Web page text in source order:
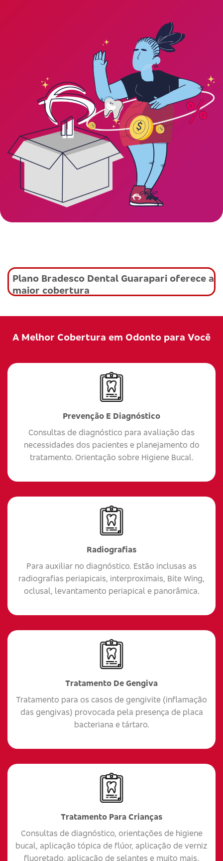
Plano Bradesco Dental Guarapari oferece a
maior cobertura
A Melhor Cobertura em Odonto para Você
Prevenção E Diagnóstico
Consultas de diagnóstico para avaliação das
necessidades dos pacientes e planejamento do
tratamento. Orientação sobre Higiene Bucal.
Radiografias
Para auxiliar no diagnóstico. Estão inclusas as
radiografias periapicais, interproximais, Bite Wing,
oclusal, levantamento periapical e panorâmica.
Tratamento De Gengiva
Tratamento para os casos de gengivite (inflamação
das gengivas) provocada pela presença de placa
bacteriana e tártaro.
Tratamento Para Crianças
Consultas de diagnóstico, orientações de higiene
bucal, aplicação tópica de flúor, aplicação de verniz
fluoretado, aplicação de selantes e muito mais.